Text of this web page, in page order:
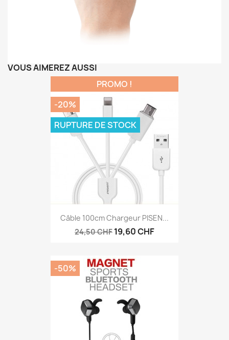
VOUS AIMEREZ AUSSI
Câble 100cm Chargeur PISEN...
24,50 CHF 19,60 CHF
PROMO !
-20%
RUPTURE DE STOCK
-50%